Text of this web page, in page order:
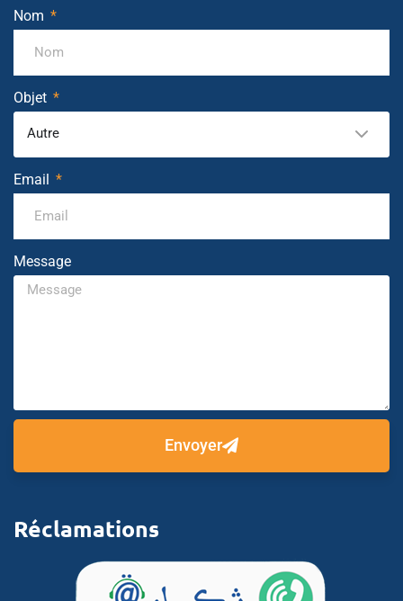
Nom
Objet
Autre
Email
Message
Envoyer
Réclamations